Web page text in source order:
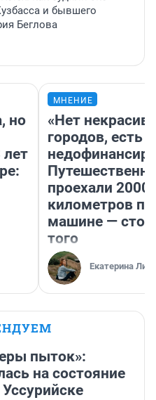
и бывшего
Беглова
но
МНЕНИЕ
«Нет
городов, есть
проехали 2000
километров по
машине —
того
Екатерина
пыток»:
на состояние